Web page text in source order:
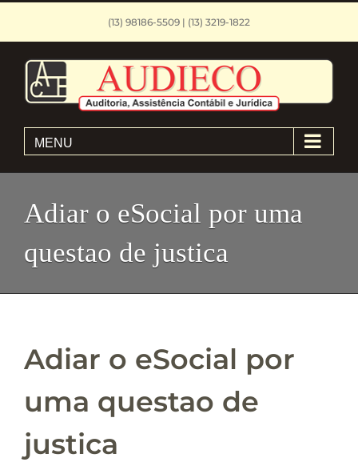
content
(13) 98186-5509 | (13) 3219-1822
MENU
Adiar o eSocial por uma
questao de justica
Adiar o eSocial por
uma questao de
justica